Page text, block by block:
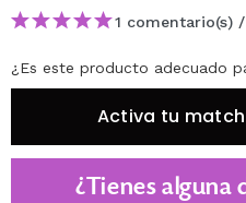
1 comentario(s) /
¿Es este producto adecuado
Activa tu
¿Tienes alguna